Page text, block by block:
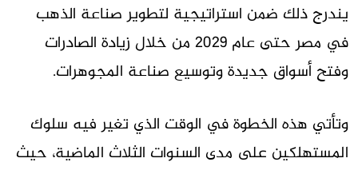
يندرج ذلك ضمن استراتيجية لتطوير صناعة الذهب
في مصر حتى عام 2029 من خلال زيادة الصادرات
وفتح أسواق جديدة وتوسيع صناعة المجوهرات.
وتأتي هذه الخطوة في الوقت الذي تغير فيه سلوك
المستهلكين على مدى السنوات الثلاث الماضية، حيث